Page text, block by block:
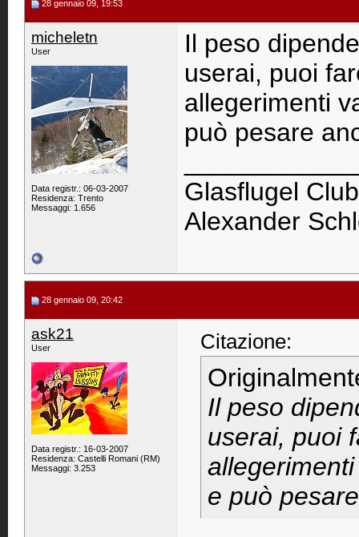
28 gennaio 09, 19:53
micheletn
User
Data registr.: 06-03-2007
Residenza: Trento
Messaggi: 1.656
Il peso
userai, puoi
allegerimenti
può pesare
Glasflugel
Alexander
28 gennaio 09, 20:42
ask21
User
Data registr.: 16-03-2007
Residenza: Castelli Romani (RM)
Messaggi: 3.253
Citazione:
Il peso
userai, puoi
e può